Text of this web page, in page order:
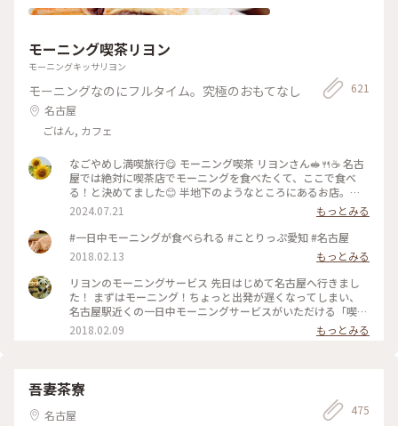
モーニング喫茶リヨン
モーニングキッサリヨン
モーニングなのにフルタイム。究極のおもてなし
名古屋
ごはん, カフェ
621
なごやめし満喫旅行😋 モーニング喫茶 リヨンさん🥪🍴☕️ 名古
屋では絶対に喫茶店でモーニングを食べたくて、ここで食べ
る！と決めてました😊 半地下のようなところにあるお店。通
りからはちょっと見えにくくなってます。 オープン30分ほど
前に到着しましたが早くも先客が！ そのあとも次々に列が伸
びていき、オープンする頃には50人近く並んでいました😳 無
事に1巡目で入店！ ソファー席に座ることが出来ました☺️ レト
ロな店内は落ち着いた雰囲気で、真ん中の大きなテーブルはお
ひとり様が多かったです。 リヨンさんでは一日中モーニングを
食べることが出来ます🥰 私はポテトサラダ、夫は野菜サンドに
しました。 私はドリンク代だけでプレスサンドがサービスで
ついてくるもの、夫はドリンク代にプラス料金の玉子・野菜サ
ンドセットでした。 具も美味しいけどパンも美味しい💓 お店
間製パン直営店のアヴァンセさん、行きたかったなあ🥰 #なご
やめし満喫旅行 #名古屋 #モーニング喫茶リヨン #リヨン #モ
2024.07.21
もっとみる
#一日中モーニングが食べられる #ことりっぷ愛知 #名古屋
2018.02.13
もっとみる
リヨンのモーニングサービス 先日はじめて名古屋へ行きまし
た！ まずはモーニング！ちょっと出発が遅くなってしまい、
名古屋駅近くの一日中モーニングサービスがいただける「喫茶
リヨン」へ。 ドリンク1杯でプレスサンドとスナックがいただ
けました。 プレスサンドは5、6種類から選べました。 小倉あ
2018.02.09 もっとみる
吾妻茶寮
名古屋
475